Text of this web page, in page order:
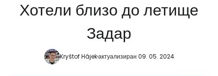
Хотели близо до летище
Задар
Kryštof Hájekактуализиран 09. 05. 2024
Продължете с Google
Продължете с Facebook